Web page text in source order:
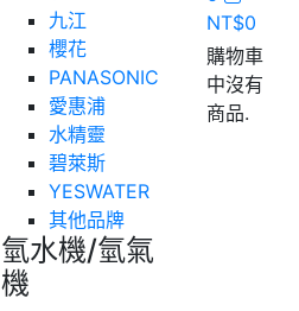
九江
櫻花
PANASONIC
愛惠浦
水精靈
碧萊斯
YESWATER
其他品牌
氫水機/氫氣
機
NT$0
購物車
中沒有
商品.